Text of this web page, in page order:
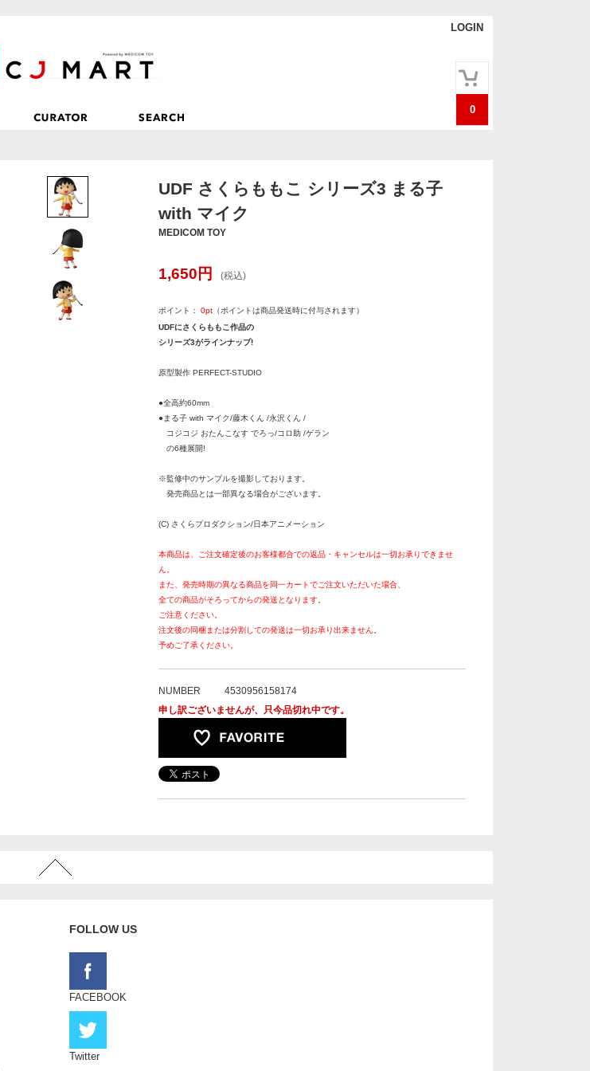
LOGIN
0
UDF さくらももこ シリーズ3 まる子
with マイク
MEDICOM TOY
1,650 円 (税込)
ポイント： 0pt （ポイントは商品発送時に付与されます）
UDFにさくらももこ作品の
シリーズ3がラインナップ!
原型製作 PERFECT-STUDIO
●全高約60mm
●まる子 with マイク/藤木くん /永沢くん /
コジコジ おたんこなす でろっ/コロ助 /ゲラン
の6種展開!
※監修中のサンプルを撮影しております。
発売商品とは一部異なる場合がございます。
(C) さくらプロダクション/日本アニメーション
本商品は、ご注文確定後のお客様都合での返品・キャンセルは一切お承りできませ
ん。
また、発売時期の異なる商品を同一カートでご注文いただいた場合、
全ての商品がそろってからの発送となります。
ご注意ください。
注文後の同梱または分割しての発送は一切お承り出来ません。
予めご了承ください。
NUMBER
4530956158174
申し訳ございませんが、只今品切れ中です。
FOLLOW US
FACEBOOK
Twitter